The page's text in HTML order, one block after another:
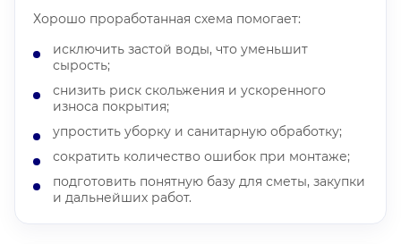
Хорошо проработанная схема помогает:
исключить застой воды, что уменьшит
сырость;
снизить риск скольжения и ускоренного
износа покрытия;
упростить уборку и санитарную обработку;
сократить количество ошибок при монтаже;
подготовить понятную базу для сметы, закупки
и дальнейших работ.